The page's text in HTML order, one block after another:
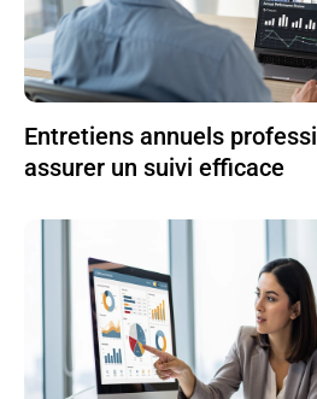
Entretiens annuels
assurer un suivi efficace